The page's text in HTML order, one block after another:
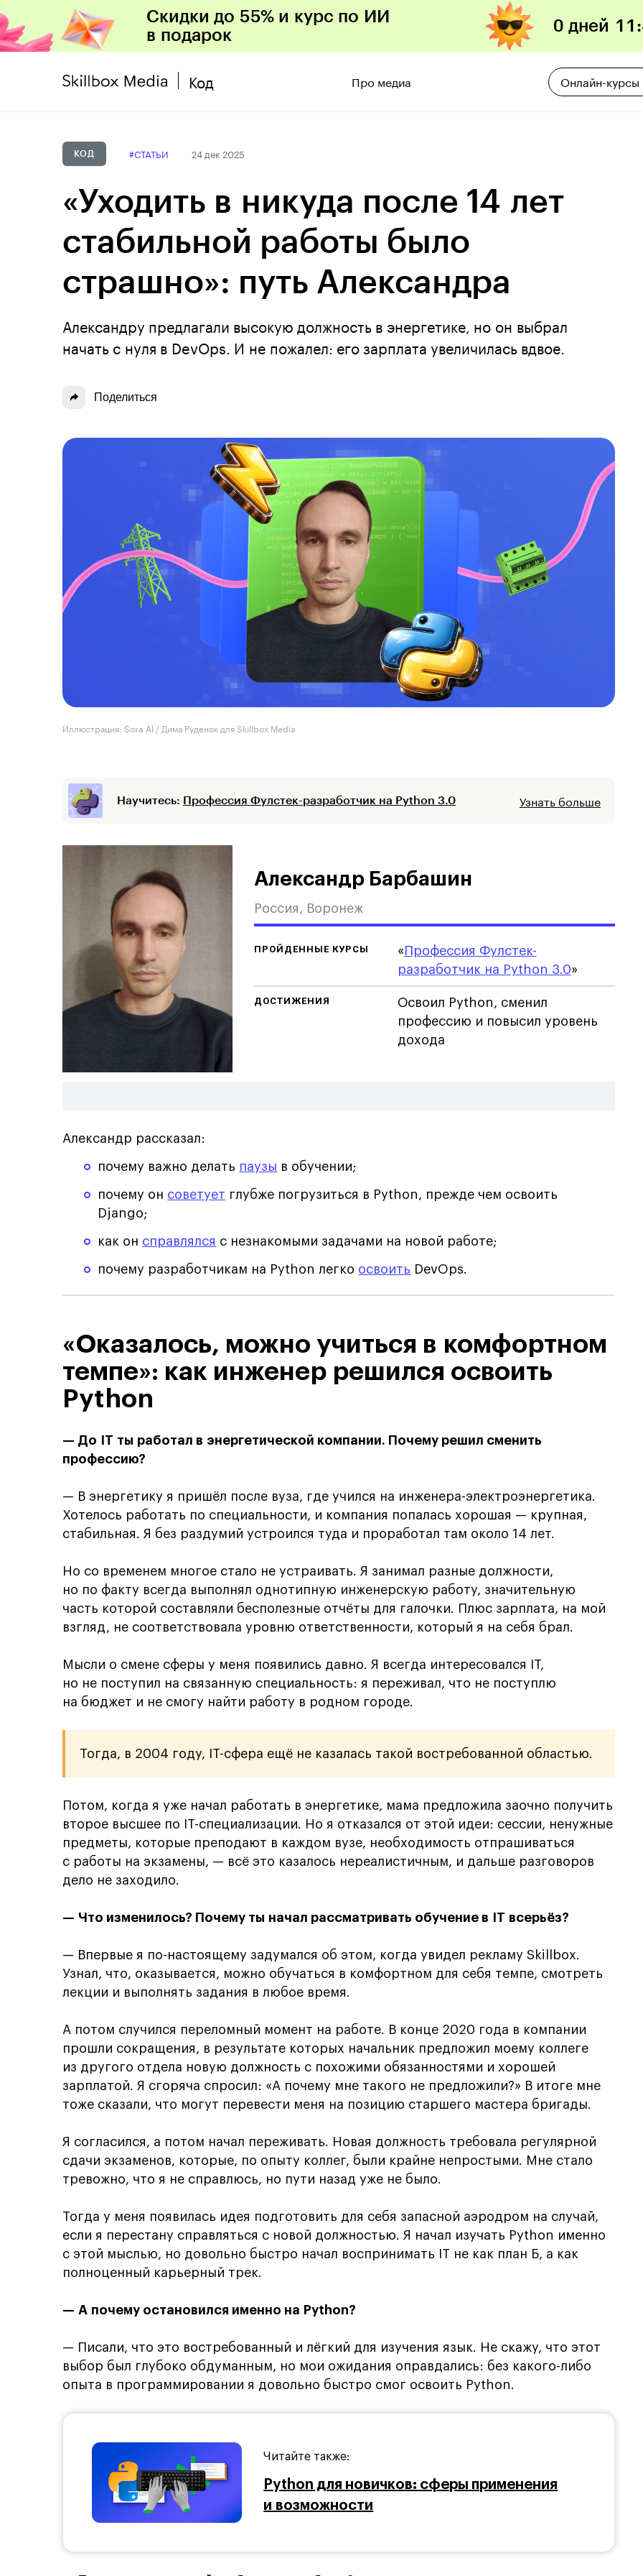
Скидки до 55% и курс по ИИ
в подарок
0 дней 11 :
Код Про медиа Онлайн-курсы
КОД #СТАТЬИ 24 дек 2025
«Уходить в никуда после 14 лет
стабильной работы было
страшно»: путь Александра
Александру предлагали высокую должность в энергетике, но он выбрал
начать с нуля в DevOps. И не пожалел: его зарплата увеличилась вдвое.
Поделиться
Иллюстрация: Sora AI / Дима Руденок для Skillbox Media
Научитесь: Профессия Фулстек-разработчик на Python 3.0 Узнать больше
Александр Барбашин
Россия, Воронеж
ПРОЙДЕННЫЕ КУРСЫ « Профессия Фулстек-
разработчик на Python 3.0»
ДОСТИЖЕНИЯ
Освоил Python, сменил
профессию и повысил уровень
дохода
Александр рассказал:
почему важно делать паузы в обучении;
почему он советует глубже погрузиться в Python, прежде чем освоить
Django;
как он справлялся с незнакомыми задачами на новой работе;
почему разработчикам на Python легко освоить DevOps.
«Оказалось, можно учиться в комфортном
темпе»: как инженер решился освоить
Python
— До IT ты работал в энергетической компании. Почему решил сменить
профессию?
— В энергетику я пришёл после вуза, где учился на инженера-электроэнергетика.
Хотелось работать по специальности, и компания попалась хорошая — крупная,
стабильная. Я без раздумий устроился туда и проработал там около 14 лет.
Но со временем многое стало не устраивать. Я занимал разные должности,
но по факту всегда выполнял однотипную инженерскую работу, значительную
часть которой составляли бесполезные отчёты для галочки. Плюс зарплата, на мой
взгляд, не соответствовала уровню ответственности, который я на себя брал.
Мысли о смене сферы у меня появились давно. Я всегда интересовался IT,
но не поступил на связанную специальность: я переживал, что не поступлю
на бюджет и не смогу найти работу в родном городе.
Тогда, в 2004 году, IT-сфера ещё не казалась такой востребованной областью.
Потом, когда я уже начал работать в энергетике, мама предложила заочно получить
второе высшее по IT-специализации. Но я отказался от этой идеи: сессии, ненужные
предметы, которые преподают в каждом вузе, необходимость отпрашиваться
с работы на экзамены, — всё это казалось нереалистичным, и дальше разговоров
дело не заходило.
— Что изменилось? Почему ты начал рассматривать обучение в IT всерьёз?
— Впервые я по-настоящему задумался об этом, когда увидел рекламу Skillbox.
Узнал, что, оказывается, можно обучаться в комфортном для себя темпе, смотреть
лекции и выполнять задания в любое время.
А потом случился переломный момент на работе. В конце 2020 года в компании
прошли сокращения, в результате которых начальник предложил моему коллеге
из другого отдела новую должность с похожими обязанностями и хорошей
зарплатой. Я сгоряча спросил: «А почему мне такого не предложили?» В итоге мне
тоже сказали, что могут перевести меня на позицию старшего мастера бригады.
Я согласился, а потом начал переживать. Новая должность требовала регулярной
сдачи экзаменов, которые, по опыту коллег, были крайне непростыми. Мне стало
тревожно, что я не справлюсь, но пути назад уже не было.
Тогда у меня появилась идея подготовить для себя запасной аэродром на случай,
если я перестану справляться с новой должностью. Я начал изучать Python именно
с этой мыслью, но довольно быстро начал воспринимать IT не как план Б, а как
полноценный карьерный трек.
— А почему остановился именно на Python?
— Писали, что это востребованный и лёгкий для изучения язык. Не скажу, что этот
выбор был глубоко обдуманным, но мои ожидания оправдались: без какого-либо
опыта в программировании я довольно быстро смог освоить Python.
Читайте также:
Python для новичков: сферы применения
и возможности